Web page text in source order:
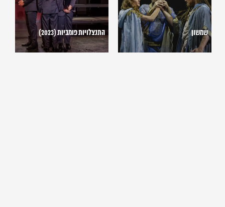
שמשון התנצלויות פומביות (2023)